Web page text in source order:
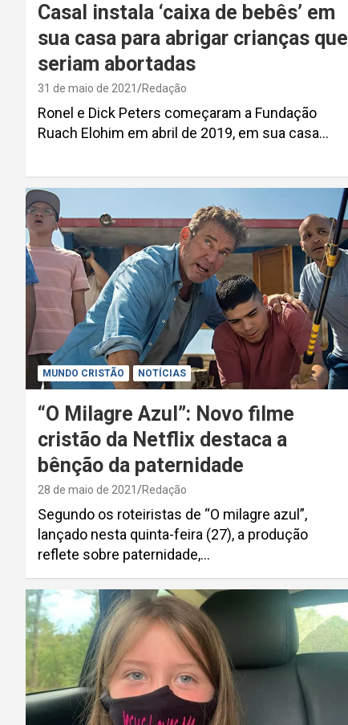
Casal instala ‘caixa de bebês’ em
sua casa para abrigar crianças que
seriam abortadas
31 de maio de 2021 Redação
Ronel e Dick Peters começaram a Fundação
Ruach Elohim em abril de 2019, em sua casa…
MUNDO CRISTÃO NOTÍCIAS
“O Milagre Azul”: Novo filme
cristão da Netflix destaca a
bênção da paternidade
28 de maio de 2021 Redação
Segundo os roteiristas de “O milagre azul”,
lançado nesta quinta-feira (27), a produção
reflete sobre paternidade,…